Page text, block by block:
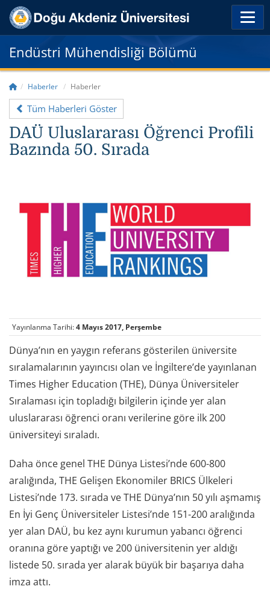
Endüstri Mühendisliği Bölümü
Haberler Haberler
Tüm Haberleri Göster
DAÜ Uluslararası Öğrenci Profili
Bazında 50. Sırada
Yayınlanma Tarihi:4 Mayıs 2017, Perşembe
Dünya’nın en yaygın referans gösterilen üniversite
sıralamalarının yayıncısı olan ve İngiltere’de yayınlanan
Times Higher Education (THE), Dünya Üniversiteler
Sıralaması için topladığı bilgilerin içinde yer alan
uluslararası öğrenci oranı verilerine göre ilk 200
üniversiteyi sıraladı.
Daha önce genel THE Dünya Listesi’nde 600-800
aralığında, THE Gelişen Ekonomiler BRICS Ülkeleri
Listesi’nde 173. sırada ve THE Dünya’nın 50 yılı aşmamış
En İyi Genç Üniversiteler Listesi’nde 151-200 aralığında
yer alan DAÜ, bu kez aynı kurumun yabancı öğrenci
oranına göre yaptığı ve 200 üniversitenin yer aldığı
listede 50. sırada yer alarak büyük bir başarıya daha
imza attı.